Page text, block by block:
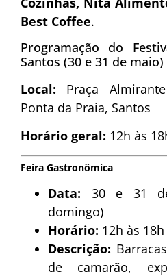
Best Coffee.
Programação do
Santos (30 e 31 de maio)
Local: Praça
Ponta da Praia, Santos
Horário geral: 12h às
Feira Gastronômica
Data: 30 e 31
domingo)
Horário: 12h às 18h
Descrição:
de camarão,